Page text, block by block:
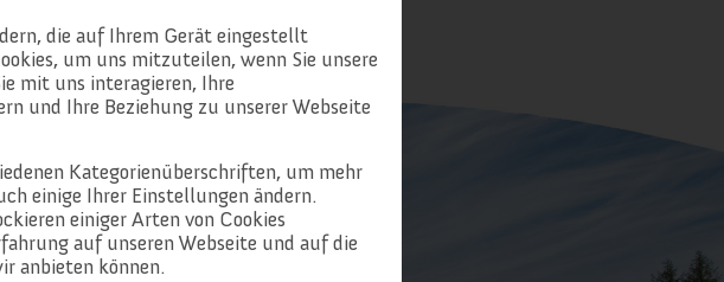
die auf Ihrem Gerät eingestellt
um uns mitzuteilen, wenn Sie unsere
mit uns interagieren, Ihre
und Ihre Beziehung zu unserer Webseite
Kategorienüberschriften, um mehr
einige Ihrer Einstellungen ändern.
einiger Arten von Cookies
auf unseren Webseite und auf die
anbieten können.